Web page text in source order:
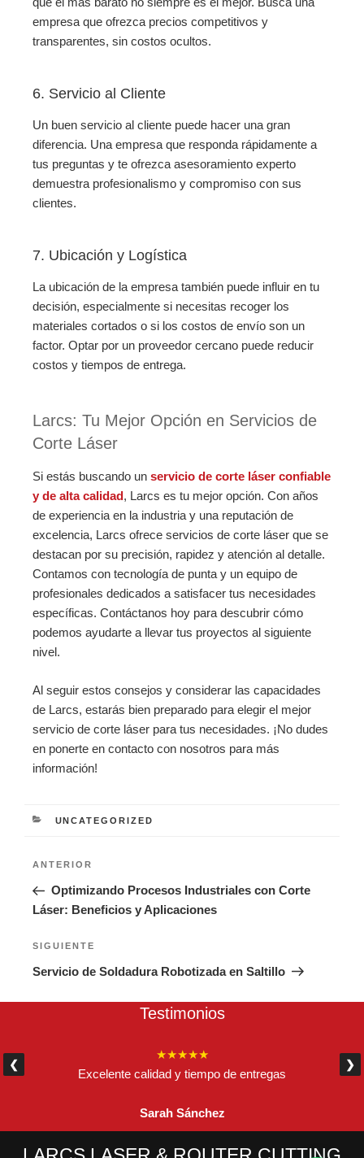
empresa que ofrezca precios competitivos y
transparentes, sin costos ocultos.
6. Servicio al Cliente
Un buen servicio al cliente puede hacer una gran
diferencia. Una empresa que responda rápidamente a
tus preguntas y te ofrezca asesoramiento experto
demuestra profesionalismo y compromiso con sus
clientes.
7. Ubicación y Logística
La ubicación de la empresa también puede influir en tu
decisión, especialmente si necesitas recoger los
materiales cortados o si los costos de envío son un
factor. Optar por un proveedor cercano puede reducir
costos y tiempos de entrega.
Larcs: Tu Mejor Opción en Servicios de
Corte Láser
Si estás buscando un servicio de corte láser confiable
y de alta calidad, Larcs es tu mejor opción. Con años
de experiencia en la industria y una reputación de
excelencia, Larcs ofrece servicios de corte láser que se
destacan por su precisión, rapidez y atención al detalle.
Contamos con tecnología de punta y un equipo de
profesionales dedicados a satisfacer tus necesidades
específicas. Contáctanos hoy para descubrir cómo
podemos ayudarte a llevar tus proyectos al siguiente
nivel.
Al seguir estos consejos y considerar las capacidades
de Larcs, estarás bien preparado para elegir el mejor
servicio de corte láser para tus necesidades. ¡No dudes
en ponerte en contacto con nosotros para más
información!
CATEGORÍAS
UNCATEGORIZED
entradas
Entrada
anterior:
ANTERIOR
Optimizando Procesos Industriales con Corte
Láser: Beneficios y Aplicaciones
Siguiente
entrada
SIGUIENTE
Servicio de Soldadura Robotizada en Saltillo
Testimonios
★★★★★
Excelente calidad y tiempo de entregas
Sarah Sánchez
❮ ❯